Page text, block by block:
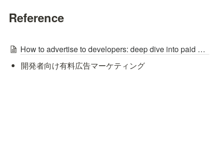
Reference
How to advertise to developers: deep dive into paid developer marketing
開発者向け有料広告マーケティング